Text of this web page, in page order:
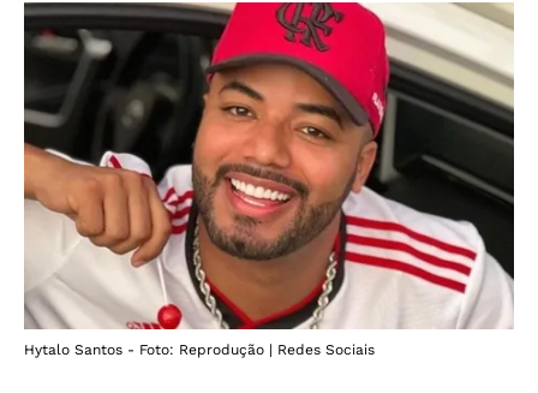
Hytalo Santos - Foto: Reprodução | Redes Sociais